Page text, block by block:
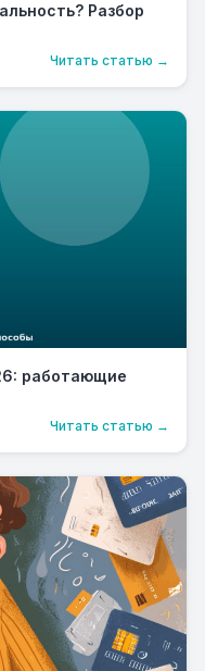
Разбор
Читать статью →
работающие
Читать статью →